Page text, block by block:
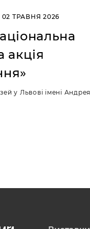
ТРАВНЯ 2026
акція
у Львові імені Андрея